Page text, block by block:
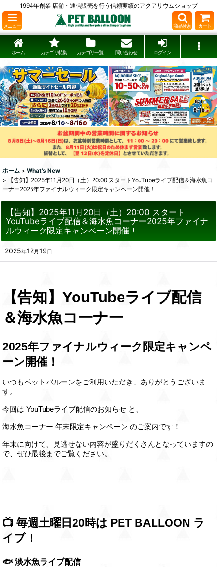
1994年創業 店舗・通信販売を行う信頼実績のアクアリウムショップ
メニュー 商品検索 カート
ホーム カテゴリ特集 カテゴリ一覧 問い合わせ ログイン
ホーム > What's New
>
【告知】2025年11月20日（土）20:00 スタートYouTubeライブ配信＆海水魚コ
ーナー2025年ファイナルウィーク限定キャンペーン開催！
【告知】2025年11月20日（土）20:00 スタート
YouTubeライブ配信＆海水魚コーナー2025年ファイナ
ルウィーク限定キャンペーン開催！
2025年12月19日
【告知】YouTubeライブ配信
＆海水魚コーナー
2025年ファイナルウィーク限定キャンペ
ーン開催！
いつもペットバルーンをご利用いただき、ありがとうございま
す。
今回は YouTubeライブ配信のお知らせ と、
海水魚コーナー 年末限定キャンペーン のご案内です！
年末に向けて、見逃せない内容が盛りだくさんとなっていますの
で、ぜひ最後までご覧ください。
📺 毎週土曜日20時は PET BALLOON ラ
イブ！
🐟 淡水魚ライブ配信